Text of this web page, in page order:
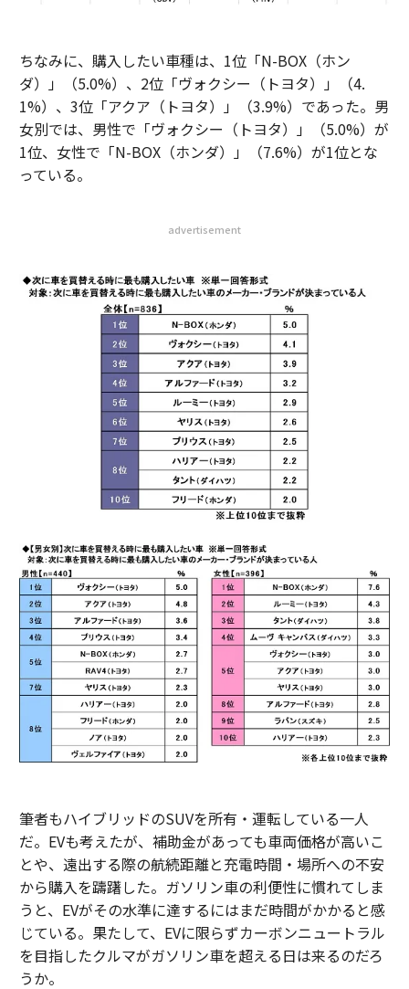
ちなみに、購入したい車種は、1位「N-BOX（ホン
ダ）」（5.0%）、2位「ヴォクシー（トヨタ）」（4.
1%）、3位「アクア（トヨタ）」（3.9%）であった。男
女別では、男性で「ヴォクシー（トヨタ）」（5.0%）が
1位、女性で「N-BOX（ホンダ）」（7.6%）が1位とな
っている。
advertisement
筆者もハイブリッドのSUVを所有・運転している一人
だ。EVも考えたが、補助金があっても車両価格が高いこ
とや、遠出する際の航続距離と充電時間・場所への不安
から購入を躊躇した。ガソリン車の利便性に慣れてしま
うと、EVがその水準に達するにはまだ時間がかかると感
じている。果たして、EVに限らずカーボンニュートラル
を目指したクルマがガソリン車を超える日は来るのだろ
うか。